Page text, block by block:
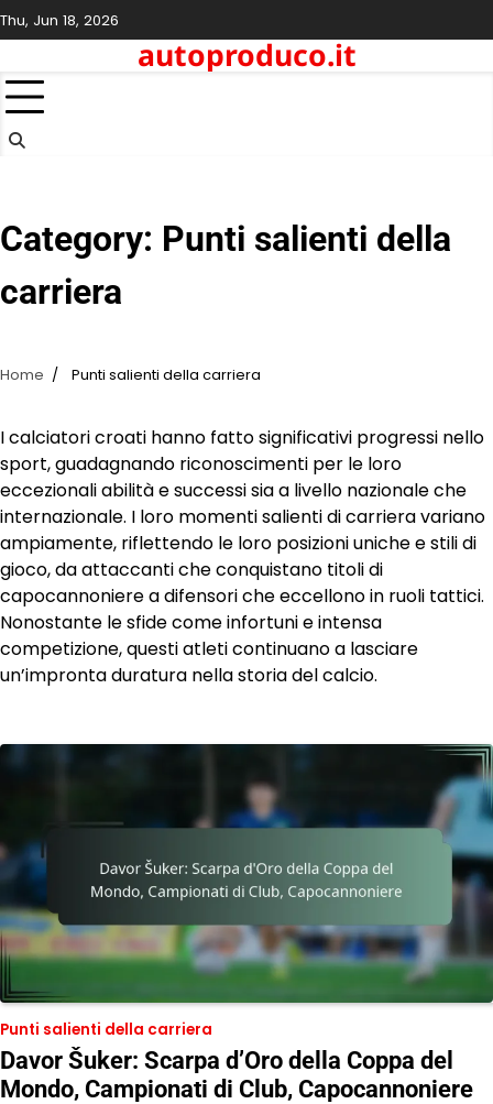
Skip
to
Thu, Jun 18, 2026
autoproduco.it
Category: Punti salienti della
carriera
Home Punti salienti della carriera
I calciatori croati hanno fatto significativi progressi nello
sport, guadagnando riconoscimenti per le loro
eccezionali abilità e successi sia a livello nazionale che
internazionale. I loro momenti salienti di carriera variano
ampiamente, riflettendo le loro posizioni uniche e stili di
gioco, da attaccanti che conquistano titoli di
capocannoniere a difensori che eccellono in ruoli tattici.
Nonostante le sfide come infortuni e intensa
competizione, questi atleti continuano a lasciare
un’impronta duratura nella storia del calcio.
Punti salienti della carriera
Davor Šuker: Scarpa d’Oro della Coppa del
Mondo, Campionati di Club, Capocannoniere